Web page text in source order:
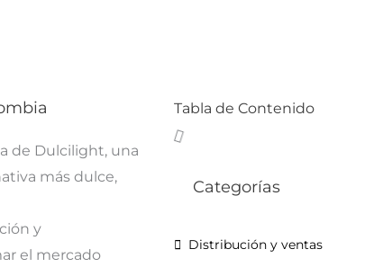
de Dulcilight, una
más dulce,
y
el mercado
Tabla de Contenido
Categorías
Distribución y ventas